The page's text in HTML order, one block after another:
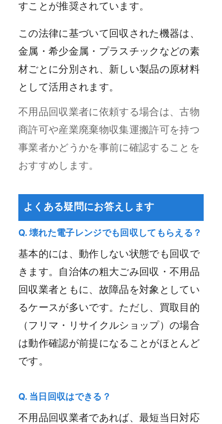
すことが推奨されています。
この法律に基づいて回収された機器は、
金属・希少金属・プラスチックなどの素
材ごとに分別され、新しい製品の原材料
として活用されます。
不用品回収業者に依頼する場合は、古物
商許可や産業廃棄物収集運搬許可を持つ
事業者かどうかを事前に確認することを
おすすめします。
よくある疑問にお答えします
Q. 壊れた電子レンジでも回収してもらえる？
基本的には、動作しない状態でも回収で
きます。自治体の粗大ごみ回収・不用品
回収業者ともに、故障品を対象としてい
るケースが多いです。ただし、買取目的
（フリマ・リサイクルショップ）の場合
は動作確認が前提になることがほとんど
です。
Q. 当日回収はできる？
不用品回収業者であれば、最短当日対応